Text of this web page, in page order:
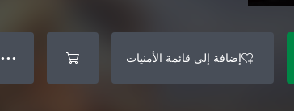
إضافة إلى قائمة الأمنيات ● ● ●